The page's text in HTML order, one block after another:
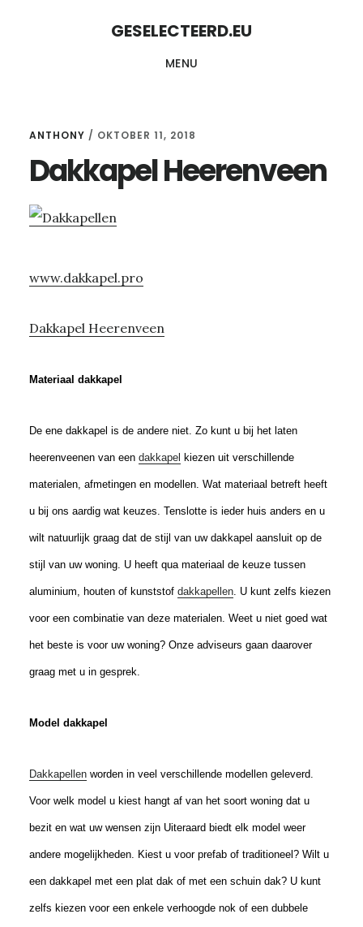
GESELECTEERD.EU
MENU
ANTHONY / OKTOBER 11, 2018
Dakkapel Heerenveen
www.dakkapel.pro
Dakkapel Heerenveen
Materiaal dakkapel
De ene dakkapel is de andere niet. Zo kunt u bij het laten
heerenveenen van een dakkapel kiezen uit verschillende
materialen, afmetingen en modellen. Wat materiaal betreft heeft
u bij ons aardig wat keuzes. Tenslotte is ieder huis anders en u
wilt natuurlijk graag dat de stijl van uw dakkapel aansluit op de
stijl van uw woning. U heeft qua materiaal de keuze tussen
aluminium, houten of kunststof dakkapellen. U kunt zelfs kiezen
voor een combinatie van deze materialen. Weet u niet goed wat
het beste is voor uw woning? Onze adviseurs gaan daarover
graag met u in gesprek.
Model dakkapel
Dakkapellenworden in veel verschillende modellen geleverd.
Voor welk model u kiest hangt af van het soort woning dat u
bezit en wat uw wensen zijn Uiteraard biedt elk model weer
andere mogelijkheden. Kiest u voor prefab of traditioneel? Wilt u
een dakkapel met een plat dak of met een schuin dak? U kunt
zelfs kiezen voor een enkele verhoogde nok of een dubbele